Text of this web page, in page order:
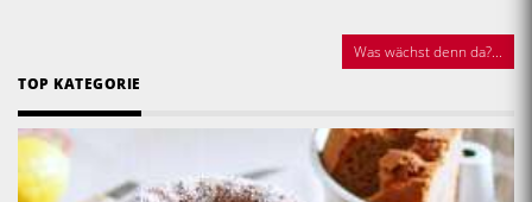
Was wächst denn da?...
TOP KATEGORIE